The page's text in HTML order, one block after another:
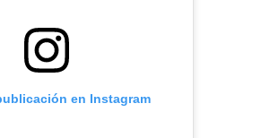
en Instagram